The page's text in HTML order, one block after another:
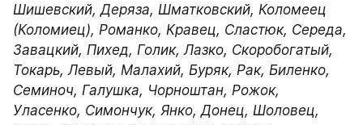
Шишевский, Деряза, Шматковский, Коломеец
(Коломиец), Романко, Кравец, Сластюк, Середа,
Завацкий, Пихед, Голик, Лазко, Скоробогатый,
Токарь, Левый, Малахий, Буряк, Рак, Биленко,
Семиноч, Галушка, Чорноштан, Рожок,
Уласенко, Симончук, Янко, Донец, Шоловец,